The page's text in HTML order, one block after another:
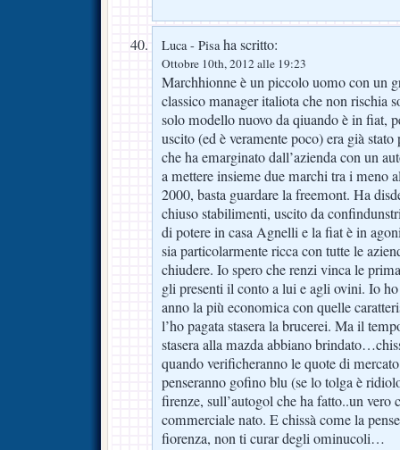
Luca - Pisaha scritto:
Ottobre 10th, 2012 alle 19:23
Marchhionne è un piccolo uomo con un
classico manager italiota che non rischia
solo modello nuovo da qiuando è in fiat,
uscito (ed è veramente poco) era già
che ha emarginato dall’azienda con un
a mettere insieme due marchi tra i meno
2000, basta guardare la freemont. Ha
chiuso stabilimenti, uscito da
di potere in casa Agnelli e la fiat è in
sia particolarmente ricca con tutte le
chiudere. Io spero che renzi vinca le
gli presenti il conto a lui e agli ovini. Io
anno la più economica con quelle
l’ho pagata stasera la brucerei. Ma il
stasera alla mazda abbiano
quando verificheranno le quote di
penseranno gofino blu (se lo tolga è
firenze, sull’autogol che ha fatto..un vero
commerciale nato. E chissà come la
fiorenza, non ti curar degli ominucoli…